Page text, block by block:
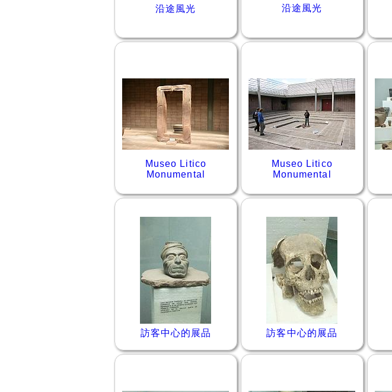
沿途風光 沿途風光
Museo Litico
Monumental
Museo Litico
Monumental
訪客中心的展品 訪客中心的展品